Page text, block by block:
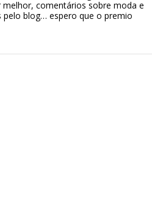
comentários sobre moda e
blog… espero que o premio